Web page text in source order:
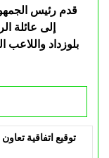
قدم رئيس
إلى عائلة
بلوزداد
توقيع اتفاقية